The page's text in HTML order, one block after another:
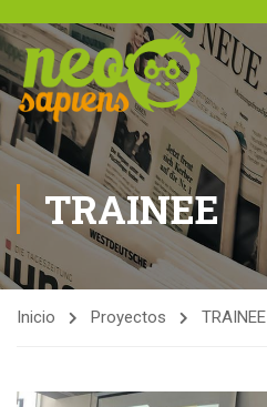
TRAINEE
Inicio Proyectos TRAINEE